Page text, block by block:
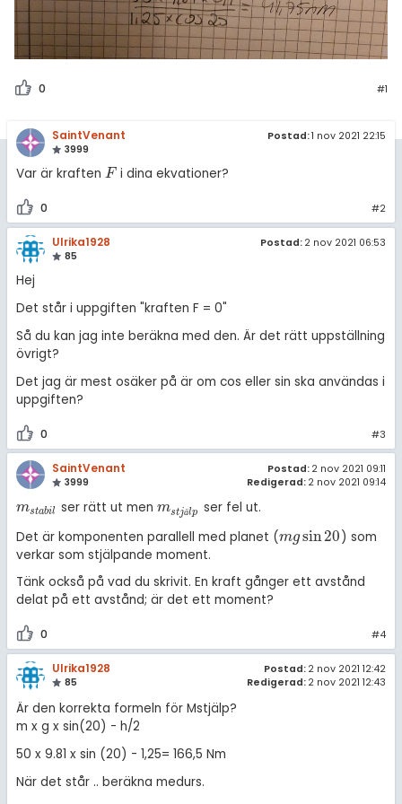
0 #1
SaintVenant
3999
Postad:1 nov 2021 22:15
Var är kraften F
F i dina ekvationer?
0 #2
Ulrika1928
85
Postad: 2 nov 2021 06:53
Hej
Det står i uppgiften "kraften F = 0"
Så du kan jag inte beräkna med den. Är det rätt uppställning
övrigt?
Det jag är mest osäker på är om cos eller sin ska användas i
uppgiften?
0 #3
SaintVenant
3999
Postad: 2 nov 2021 09:11
Redigerad: 2 nov 2021 09:14
mstabil
mstabi ser rätt ut menmstjälp
mstjälp ser fel ut.
Det är komponenten parallell med planet (mg sin20
mgsin20
) som
verkar som stjälpande moment.
Tänk också på vad du skrivit. En kraft gånger ett avstånd
delat på ett avstånd; är det ett moment?
0 #4
Ulrika1928
85
Postad: 2 nov 2021 12:42
Redigerad: 2 nov 2021 12:43
Är den korrekta formeln för Mstjälp?
m x g x sin(20) - h/2
50 x 9.81 x sin (20) - 1,25= 166,5 Nm
När det står .. beräkna medurs.